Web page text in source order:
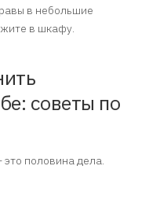
в небольшие
в шкафу.
советы по
это половина дела.